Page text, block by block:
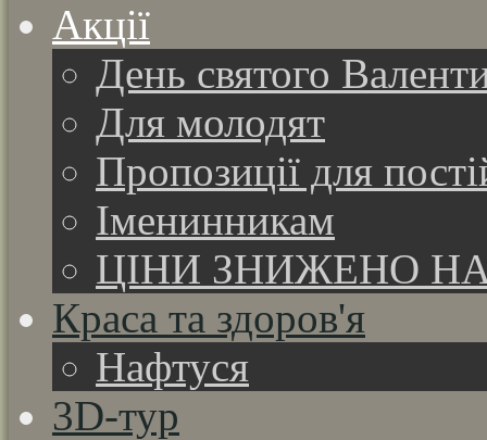
Акції
День святого
Для молодят
Пропозиції для
Іменинникам
ЦІНИ ЗНИЖЕНО НА
Краса та здоров'я
Нафтуся
3D-тур